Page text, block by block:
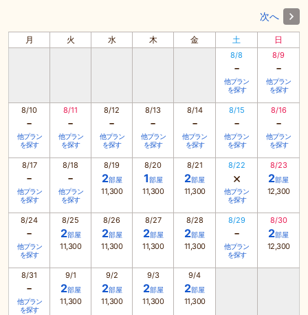
次へ
月 火 水 木 金 土 日
8/8
-
他プラン
を探す
8/9
-
他プラン
を探す
8/10
-
他プラン
を探す
8/11
-
他プラン
を探す
8/12
-
他プラン
を探す
8/13
-
他プラン
を探す
8/14
-
他プラン
を探す
8/15
-
他プラン
を探す
8/16
-
他プラン
を探す
8/17
-
他プラン
を探す
8/18
-
他プラン
を探す
8/19
2部屋
11,300
8/20
1部屋
11,300
8/21
2部屋
11,300
8/22
×
他プラン
を探す
8/23
2部屋
12,300
8/24
-
他プラン
を探す
8/25
2部屋
11,300
8/26
2部屋
11,300
8/27
2部屋
11,300
8/28
2部屋
11,300
8/29
-
他プラン
を探す
8/30
2部屋
12,300
8/31
-
他プラン
を探す
9/1
2部屋
11,300
9/2
2部屋
11,300
9/3
2部屋
11,300
9/4
2部屋
11,300